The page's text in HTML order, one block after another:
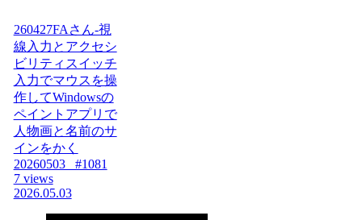
260427FAさん-視
線入力とアクセシ
ビリティスイッチ
入力でマウスを操
作してWindowsの
ペイントアプリで
人物画と名前のサ
インをかく
20260503_ #1081
7 views
2026.05.03